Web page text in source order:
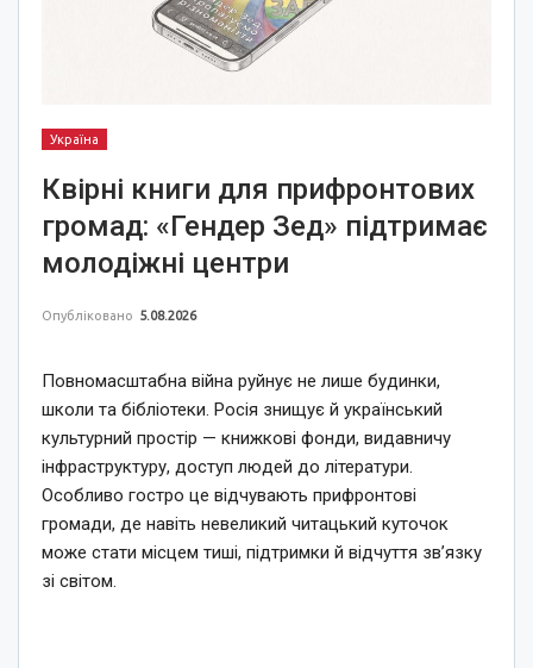
Україна
Квірні книги для прифронтових
громад: «Гендер Зед» підтримає
молодіжні центри
Опубліковано 5.08.2026
Повномасштабна війна руйнує не лише будинки,
школи та бібліотеки. Росія знищує й український
культурний простір — книжкові фонди, видавничу
інфраструктуру, доступ людей до літератури.
Особливо гостро це відчувають прифронтові
громади, де навіть невеликий читацький куточок
може стати місцем тиші, підтримки й відчуття зв’язку
зі світом.